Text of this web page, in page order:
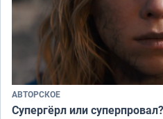
АВТОРСКОЕ
Супергёрл или суперпровал?